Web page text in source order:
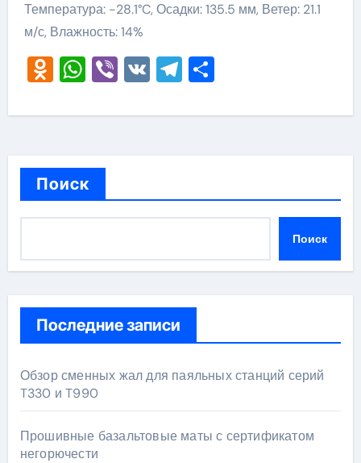
Температура: -28.1°C, Осадки: 135.5 мм, Ветер: 21.1
м/с, Влажность: 14%
Odnoklassniki
WhatsApp
Viber
VKTelegram
Отправить
Поиск
Поиск
Последние записи
Обзор сменных жал для паяльных станций серий
T330 и T990
Прошивные базальтовые маты с сертификатом
негорючести